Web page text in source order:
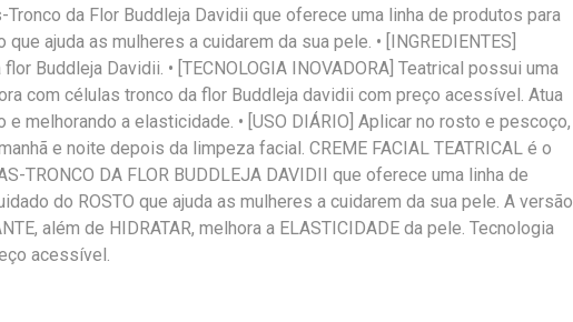
Tronco da Flor Buddleja Davidii que oferece uma linha de produtos para
ajuda as mulheres a cuidarem da sua pele. • [INGREDIENTES]
Buddleja Davidii. • [TECNOLOGIA INOVADORA] Teatrical possui uma
com células tronco da flor Buddleja davidii com preço acessível. Atua
e melhorando a elasticidade. • [USO DIÁRIO] Aplicar no rosto e pescoço,
e noite depois da limpeza facial. CREME FACIAL TEATRICAL é o
TRONCO DA FLOR BUDDLEJA DAVIDII que oferece uma linha de
do ROSTO que ajuda as mulheres a cuidarem da sua pele. A versão
além de HIDRATAR, melhora a ELASTICIDADE da pele. Tecnologia
acessível.